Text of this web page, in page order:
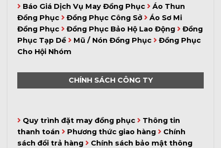
Báo Giá Dịch Vụ May Đồng Phục
Áo Thun
Đồng Phục
Đồng Phục Công Sở
Áo Sơ Mi
Đồng Phục
Đồng Phục Bảo Hộ Lao Động
Đồng
Phục Tạp Dề
Mũ / Nón Đồng Phục
Đồng Phục
Cho Hội Nhóm
CHÍNH SÁCH CÔNG TY
Quy trình đặt may đồng phục
Thông tin
thanh toán
Phương thức giao hàng
Chính
sách đổi trả hàng
Chính sách bảo mật thông